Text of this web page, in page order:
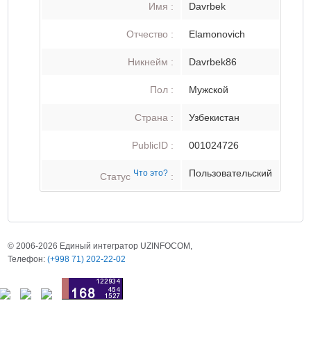
Имя : Davrbek
Отчество : Elamonovich
Никнейм : Davrbek86
Пол : Мужской
Страна : Узбекистан
PublicID : 001024726
Статус Что это? : Пользовательский
© 2006-2026 Единый интегратор UZINFOCOM,
Телефон:(+998 71) 202-22-02